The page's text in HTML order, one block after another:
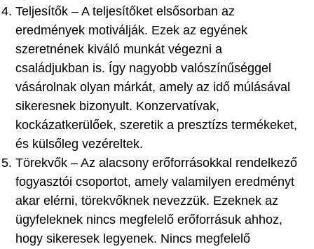
Teljesítők – A teljesítőket elsősorban az
eredmények motiválják. Ezek az egyének
szeretnének kiváló munkát végezni a
családjukban is. Így nagyobb valószínűséggel
vásárolnak olyan márkát, amely az idő múlásával
sikeresnek bizonyult. Konzervatívak,
kockázatkerülőek, szeretik a presztízs termékeket,
és külsőleg vezéreltek.
Törekvők – Az alacsony erőforrásokkal rendelkező
fogyasztói csoportot, amely valamilyen eredményt
akar elérni, törekvőknek nevezzük. Ezeknek az
ügyfeleknek nincs megfelelő erőforrásuk ahhoz,
hogy sikeresek legyenek. Nincs megfelelő